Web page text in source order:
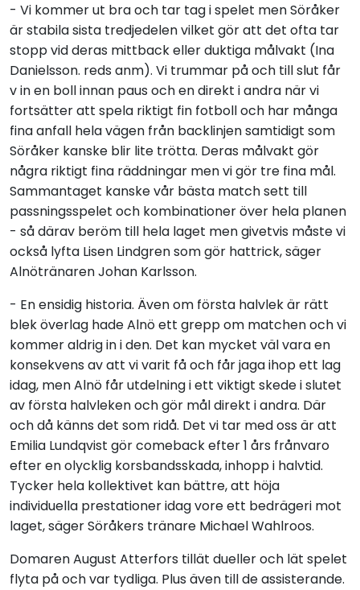
- Vi kommer ut bra och tar tag i spelet men Söråker
är stabila sista tredjedelen vilket gör att det ofta tar
stopp vid deras mittback eller duktiga målvakt (Ina
Danielsson. reds anm). Vi trummar på och till slut får
v in en boll innan paus och en direkt i andra när vi
fortsätter att spela riktigt fin fotboll och har många
fina anfall hela vägen från backlinjen samtidigt som
Söråker kanske blir lite trötta. Deras målvakt gör
några riktigt fina räddningar men vi gör tre fina mål.
Sammantaget kanske vår bästa match sett till
passningsspelet och kombinationer över hela planen
- så därav beröm till hela laget men givetvis måste vi
också lyfta Lisen Lindgren som gör hattrick, säger
Alnötränaren Johan Karlsson.
- En ensidig historia. Även om första halvlek är rätt
blek överlag hade Alnö ett grepp om matchen och vi
kommer aldrig in i den. Det kan mycket väl vara en
konsekvens av att vi varit få och får jaga ihop ett lag
idag, men Alnö får utdelning i ett viktigt skede i slutet
av första halvleken och gör mål direkt i andra. Där
och då känns det som ridå. Det vi tar med oss är att
Emilia Lundqvist gör comeback efter 1 års frånvaro
efter en olycklig korsbandsskada, inhopp i halvtid.
Tycker hela kollektivet kan bättre, att höja
individuella prestationer idag vore ett bedrägeri mot
laget, säger Söråkers tränare Michael Wahlroos.
Domaren August Atterfors tillät dueller och lät spelet
flyta på och var tydliga. Plus även till de assisterande.